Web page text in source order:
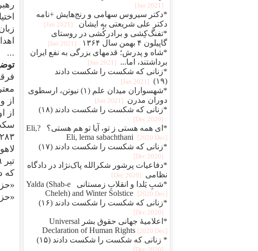
...
از
از
[2021 Jan]
*دکتر سیروس سهامی و رنج‌هایش +نامه
دکتر علی شریعتی به ایشان
[2021 Jan]
*تفنگ‌کِشی و برادرکُشی در روستای
گاپیلون ۴ بهمن سال ۱۳۶۴
[2021 Jan]
*شاه و پدرش؛ قدمهای بزرگی به نفع ایران
برداشتند، اما...
[2021 Jan]
*زنانی که شکست را شکست دادند
(۱۹)
[2021 Jan]
*شهسواران میدان علم (۱) نیوتن، ارسطوی
دوران مدرن
[2021 Jan]
*زنانی که شکست را شکست دادند (۱۸)
[2020 Dec]
*ای همه هستی ز تو، آیا تو هم هستی؟ ?Eli,
Eli, lema sabachthani
[2020 Dec]
*زنانی که شکست را شکست دادند (۱۷)
[2020 Dec]
*دفاعيات پرشور شکرالله پاک‌نژاد در دادگاه
نظامی
[2020 Dec]
*شبِ یَلدا و انقلابِ زمستانی Yalda (Shab-e
Cheleh) and Winter Solstice
[2020 Dec]
*زنانی که شکست را شکست دادند (۱۶)
[2020 Dec]
*اعلامیهٔ جهانی حقوق بشر Universal
Declaration of Human Rights [2020 Dec]
* زنانی که شکست را شکست دادند (۱۵)
[2020 Dec]